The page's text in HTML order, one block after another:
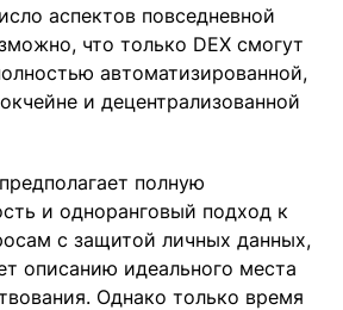
аспектов повседневной
что только DEX смогут
автоматизированной,
и децентрализованной
полную
и одноранговый подход к
с защитой личных данных,
описанию идеального места
Однако только время